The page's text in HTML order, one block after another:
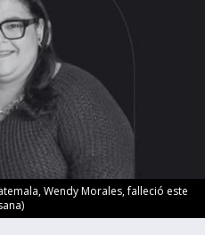
Wendy Morales, falleció este